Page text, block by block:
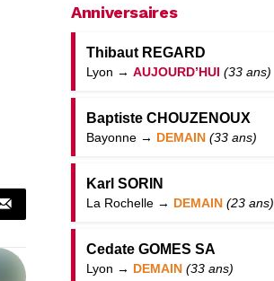
Anniversaires
Thibaut REGARD
Lyon → AUJOURD’HUI (33 ans)
Baptiste CHOUZENOUX
Bayonne → DEMAIN (33 ans)
Karl SORIN
La Rochelle → DEMAIN (23 ans)
Cedate GOMES SA
Lyon → DEMAIN (33 ans)